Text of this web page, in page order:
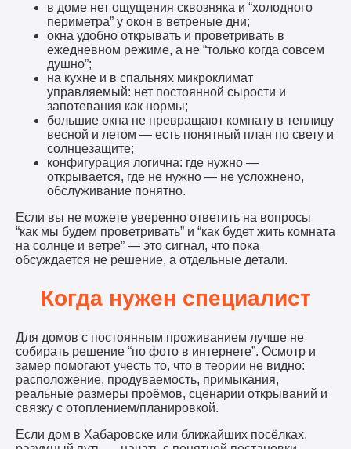
в доме нет ощущения сквозняка и “холодного
периметра” у окон в ветреные дни;
окна удобно открывать и проветривать в
ежедневном режиме, а не “только когда совсем
душно”;
на кухне и в спальнях микроклимат
управляемый: нет постоянной сырости и
запотевания как нормы;
большие окна не превращают комнату в теплицу
весной и летом — есть понятный план по свету и
солнцезащите;
конфигурация логична: где нужно —
открывается, где не нужно — не усложнено,
обслуживание понятно.
Если вы не можете уверенно ответить на вопросы
“как мы будем проветривать” и “как будет жить комната
на солнце и ветре” — это сигнал, что пока
обсуждается не решение, а отдельные детали.
Когда нужен специалист
Для домов с постоянным проживанием лучше не
собирать решение “по фото в интернете”. Осмотр и
замер помогают учесть то, что в теории не видно:
расположение, продуваемость, примыкания,
реальные размеры проёмов, сценарии открываний и
связку с отоплением/планировкой.
Если дом в Хабаровске или ближайших посёлках,